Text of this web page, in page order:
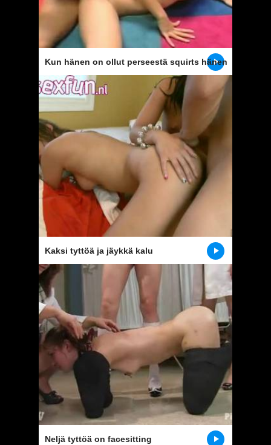
Kun hänen on ollut perseestä squirts hänen
täynnä spermaa
Kaksi tyttöä ja jäykkä kalu
Neljä tyttöä on facesitting